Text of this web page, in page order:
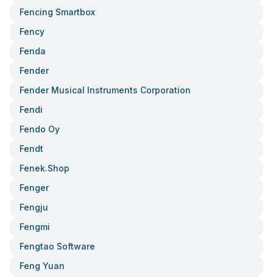
Fencing Smartbox
Fency
Fenda
Fender
Fender Musical Instruments Corporation
Fendi
Fendo Oy
Fendt
Fenek.shop
Fenger
Fengju
Fengmi
Fengtao Software
Feng Yuan